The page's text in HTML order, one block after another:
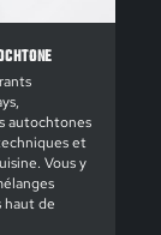
autochtones
et
Vous y
haut de